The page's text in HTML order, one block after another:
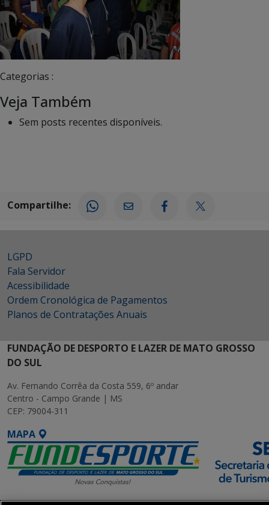
Categorias :
Veja Também
Sem posts recentes disponíveis.
Compartilhe:
LGPD
Fala Servidor
Acessibilidade
Ordem Cronológica de Pagamentos
Planos de Contratações Anuais
FUNDAÇÃO DE DESPORTO E LAZER DE MATO GROSSO
DO SUL
Av. Fernando Corrêa da Costa 559, 6º andar
Centro - Campo Grande | MS
CEP: 79004-311
MAPA